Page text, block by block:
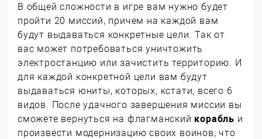
В общей сложности в игре вам нужно будет
пройти 20 миссий, причем на каждой вам
будут выдаваться конкретные цели. Так от
вас может потребоваться уничтожить
электростанцию или зачистить территорию. И
для каждой конкретной цели вам будут
выдаваться юниты, которых, кстати, всего 6
видов. После удачного завершения миссии вы
сможете вернуться на флагманский корабль и
произвести модернизацию своих воинов, что